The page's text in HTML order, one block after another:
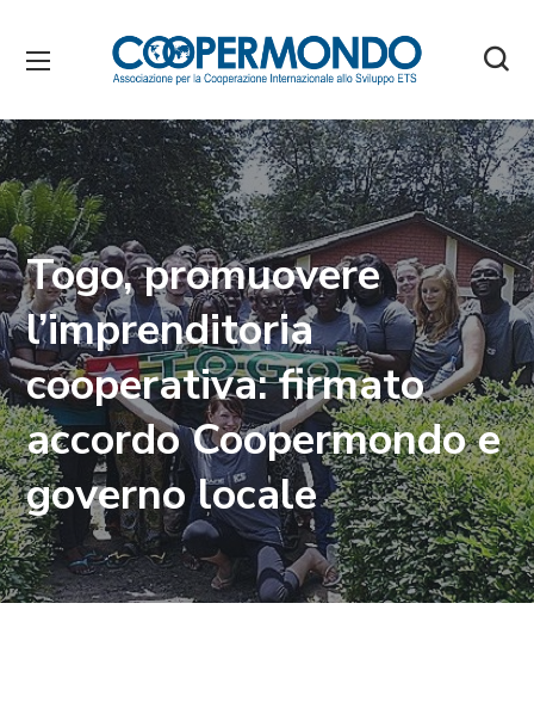
Togo, promuovere
l’imprenditoria
cooperativa: firmato
accordo Coopermondo e
governo locale